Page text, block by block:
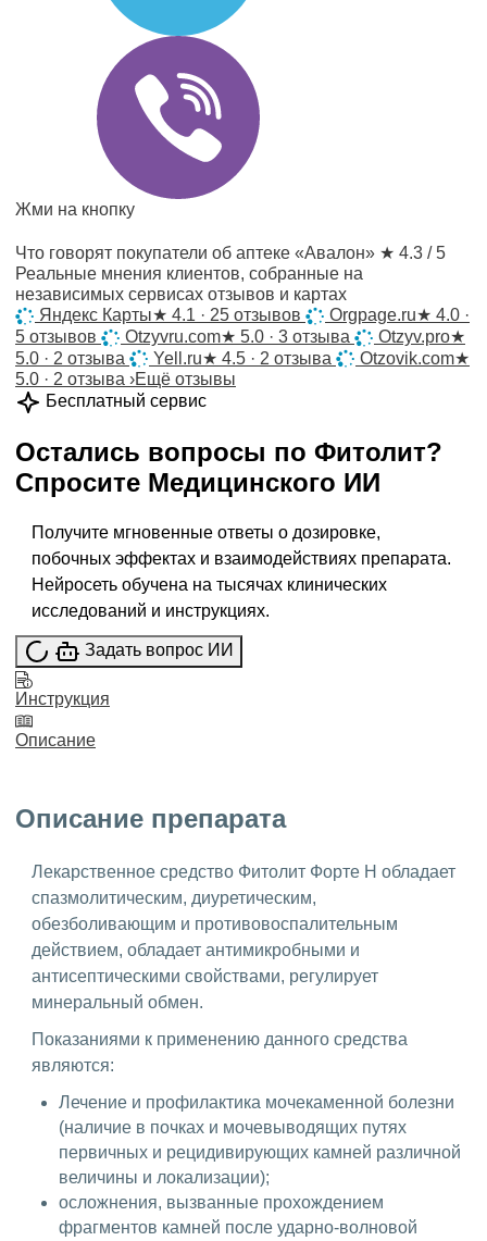
Жми на кнопку
Что говорят покупатели об аптеке «Авалон» ★ 4.3 / 5
Реальные мнения клиентов, собранные на
независимых сервисах отзывов и картах
Яндекс Карты★ 4.1 · 25 отзывов Orgpage.ru★ 4.0 ·
5 отзывов
Otzyvru.com★ 5.0 · 3 отзыва Otzyv.pro★
5.0 · 2 отзыва
Yell.ru★ 4.5 · 2 отзыва Otzovik.com★
5.0 · 2 отзыва ›Ещё отзывы
Бесплатный сервис
Остались вопросы по Фитолит?
Спросите Медицинского ИИ
Получите мгновенные ответы о дозировке,
побочных эффектах и взаимодействиях препарата.
Нейросеть обучена на тысячах клинических
исследований и инструкциях.
Задать вопрос ИИ
Инструкция
Описание
Описание препарата
Лекарственное средство Фитолит Форте Н обладает
спазмолитическим, диуретическим,
обезболивающим и противовоспалительным
действием, обладает антимикробными и
антисептическими свойствами, регулирует
минеральный обмен.
Показаниями к применению данного средства
являются:
Лечение и профилактика мочекаменной болезни
(наличие в почках и мочевыводящих путях
первичных и рецидивирующих камней различной
величины и локализации);
осложнения, вызванные прохождением
фрагментов камней после ударно-волновой